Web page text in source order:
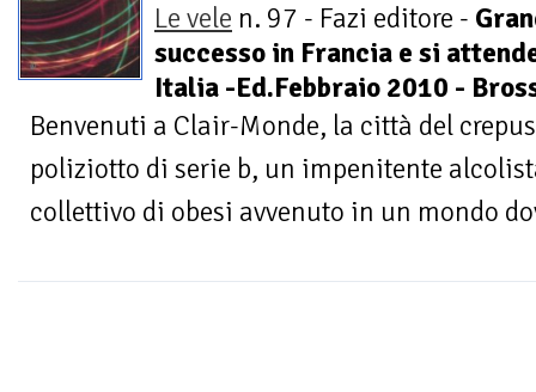
Le vele n. 97 - Fazi editore -
successo in Francia e si
Italia -Ed.Febbraio 2010 -
Benvenuti a Clair-Monde, la città del
poliziotto di serie b, un impenitente
collettivo di obesi avvenuto in un mondo